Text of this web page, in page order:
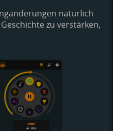
natürlich
zu verstärken,